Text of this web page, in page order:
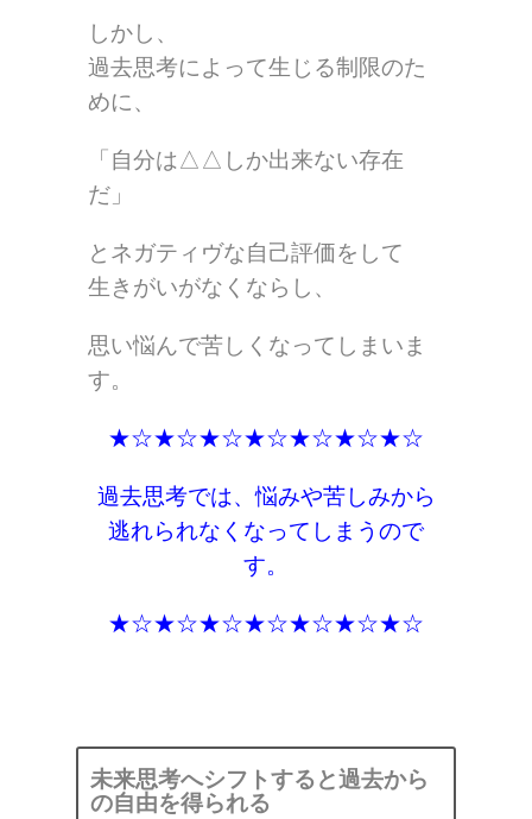
しかし、
過去思考によって生じる制限のた
めに、
「自分は△△しか出来ない存在
だ」
とネガティヴな自己評価をして
生きがいがなくならし、
思い悩んで苦しくなってしまいま
す。
★☆★☆★☆★☆★☆★☆★☆
過去思考では、悩みや苦しみから
逃れられなくなってしまうので
す。
★☆★☆★☆★☆★☆★☆★☆
未来思考へシフトすると過去から
の自由を得られる